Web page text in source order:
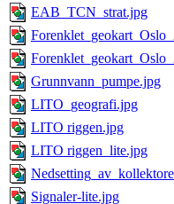
EAB_TCN_strat.jpg
Grunnvann_pumpe.jpg
LITO_geografi.jpg
LITO riggen.jpg
LITO riggen_lite.jpg
Signaler-lite.jpg